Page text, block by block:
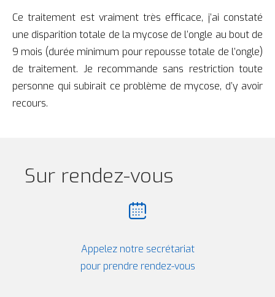
Ce traitement est vraiment très efficace, j’ai constaté
une disparition totale de la mycose de l’ongle au bout de
9 mois (durée minimum pour repousse totale de l’ongle)
de traitement. Je recommande sans restriction toute
personne qui subirait ce problème de mycose, d’y avoir
recours.
Sur rendez-vous
Appelez notre secrétariat
pour prendre rendez-vous